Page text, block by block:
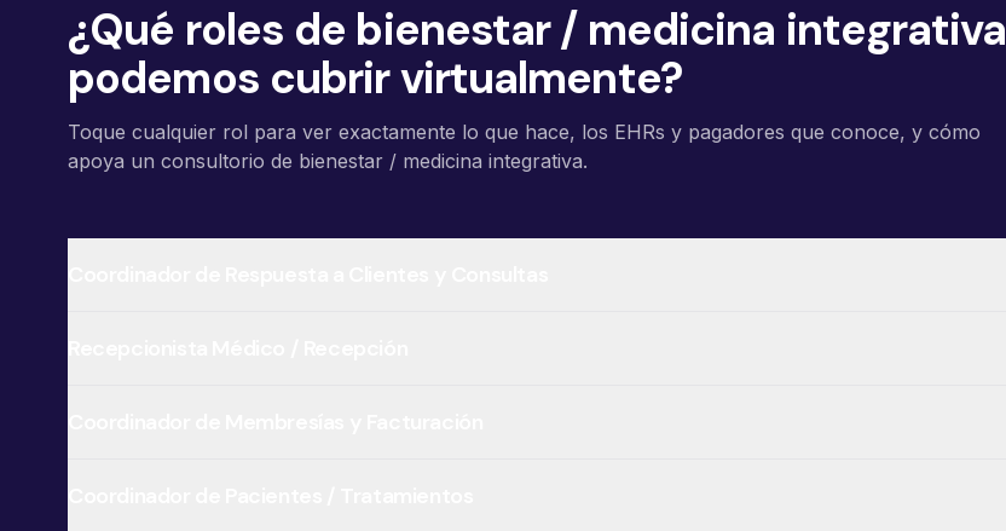
¿Qué roles de bienestar / medicina integrativa
podemos cubrir virtualmente?
Toque cualquier rol para ver exactamente lo que hace, los EHRs y pagadores que conoce, y cómo
apoya un consultorio de bienestar / medicina integrativa.